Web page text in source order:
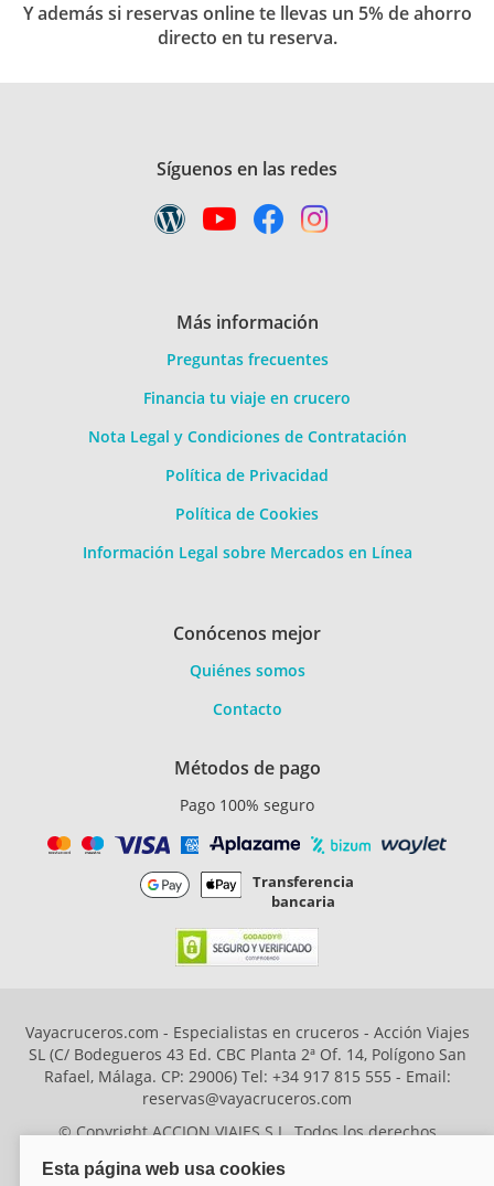
Y además si reservas online te llevas un 5% de ahorro
directo en tu reserva.
Síguenos en las redes
Más información
Preguntas frecuentes
Financia tu viaje en crucero
Nota Legal y Condiciones de Contratación
Política de Privacidad
Política de Cookies
Información Legal sobre Mercados en Línea
Conócenos mejor
Quiénes somos
Contacto
Métodos de pago
Pago 100% seguro
Transferencia
bancaria
Vayacruceros.com - Especialistas en cruceros - Acción Viajes
SL (C/ Bodegueros 43 Ed. CBC Planta 2ª Of. 14, Polígono San
Rafael, Málaga. CP: 29006) Tel: +34 917 815 555 - Email:
reservas@vayacruceros.com
© Copyright ACCION VIAJES S.L. Todos los derechos